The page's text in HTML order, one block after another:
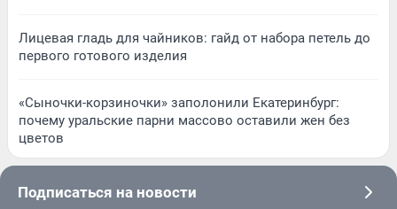
Лицевая гладь для чайников: гайд от набора петель до
первого готового изделия
«Сыночки-корзиночки» заполонили Екатеринбург:
почему уральские парни массово оставили жен без
цветов
Подписаться на новости